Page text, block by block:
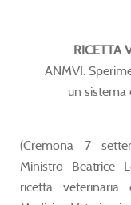
RICETTA
ANMVI:
un sistema
(Cremona 7
Ministro Beatrice
ricetta veterinaria